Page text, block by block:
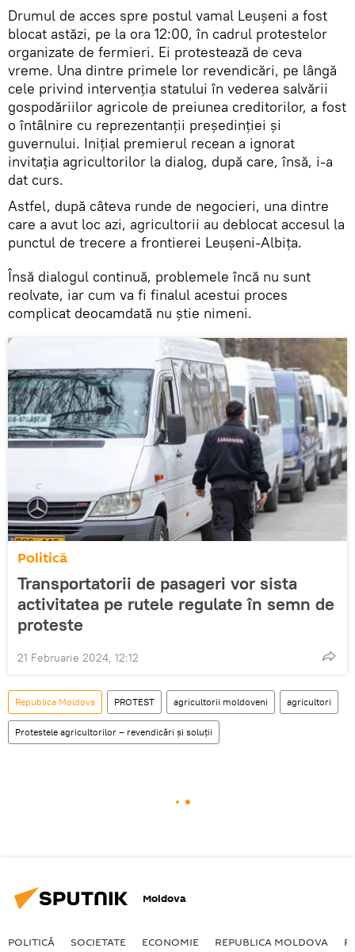
Drumul de acces spre postul vamal Leușeni a fost
blocat astăzi, pe la ora 12:00, în cadrul protestelor
organizate de fermieri. Ei protestează de ceva
vreme. Una dintre primele lor revendicări, pe lângă
cele privind intervenția statului în vederea salvării
gospodăriilor agricole de preiunea creditorilor, a fost
o întâlnire cu reprezentanții președinției și
guvernului. Inițial premierul recean a ignorat
invitația agricultorilor la dialog, după care, însă, i-a
dat curs.
Astfel, după câteva runde de negocieri, una dintre
care a avut loc azi, agricultorii au deblocat accesul la
punctul de trecere a frontierei Leușeni-Albița.
Însă dialogul continuă, problemele încă nu sunt
reolvate, iar cum va fi finalul acestui proces
complicat deocamdată nu știe nimeni.
Politică
Transportatorii de pasageri vor sista
activitatea pe rutele regulate în semn de
proteste
21 Februarie 2024, 12:12
Republica Moldova PROTEST agricultorii moldoveni agricultori
Protestele agricultorilor – revendicări și soluții
Moldova
POLITICĂ SOCIETATE ECONOMIE REPUBLICA MOLDOVA